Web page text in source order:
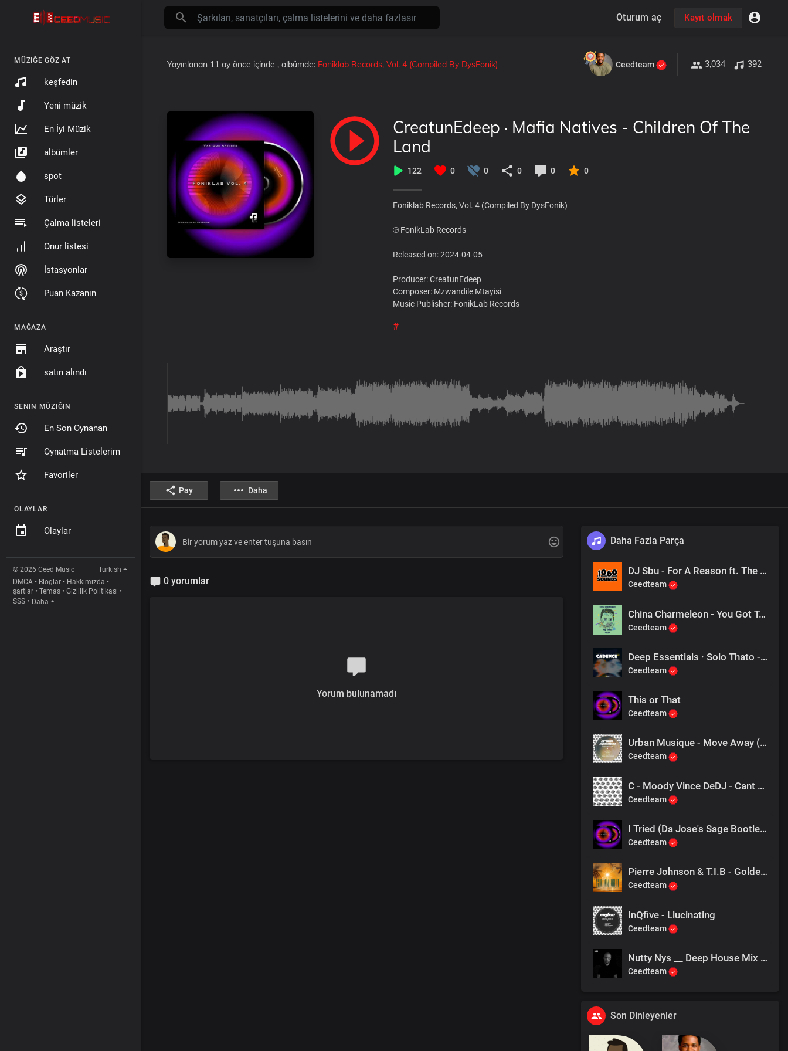
MÜZIĞE GÖZ AT
keşfedin
Yeni müzik
En İyi Müzik
albümler
spot
Türler
Çalma listeleri
Onur listesi
İstasyonlar
Puan Kazanın
MAĞAZA
Araştır
satın alındı
SENIN MÜZIĞIN
En Son Oynanan
Oynatma Listelerim
Favoriler
OLAYLAR
Olaylar
© 2026 Ceed Music
Turkish
DMCA • Bloglar • Hakkımızda •
şartlar • Temas • Gizlilik Politikası •
SSS • Daha
Oturum aç Kayıt olmak
Yayınlanan 11 ay önce içinde , albümde: Foniklab Records, Vol. 4 (Compiled By DysFonik) Ceedteam 3,034 392
CreatunEdeep · Mafia Natives - Children Of The
Land
122 0 0 0 0 0
Foniklab Records, Vol. 4 (Compiled By DysFonik)
℗ FonikLab Records
Released on: 2024-04-05
Producer: CreatunEdeep
Composer: Mzwandile Mtayisi
Music Publisher: FonikLab Records
#
Pay Daha
0 yorumlar
Yorum bulunamadı
Daha Fazla Parça
DJ Sbu - For A Reason ft. The Observers (Mr Shane SA 1060 Sounds Remake)
Ceedteam
China Charmeleon - You Got To Try
Ceedteam
Deep Essentials · Solo Thato - Eish Eish (HD mix)
Ceedteam
This or That
Ceedteam
Urban Musique - Move Away (Original Mix)
Ceedteam
C - Moody Vince DeDJ - Cant Help It
Ceedteam
I Tried (Da Jose's Sage Bootleg)
Ceedteam
Pierre Johnson & T.I.B - Golden Hour
Ceedteam
InQfive - Llucinating
Ceedteam
Nutty Nys __ Deep House Mix __ Impromptu sessions
Ceedteam
Son Dinleyenler